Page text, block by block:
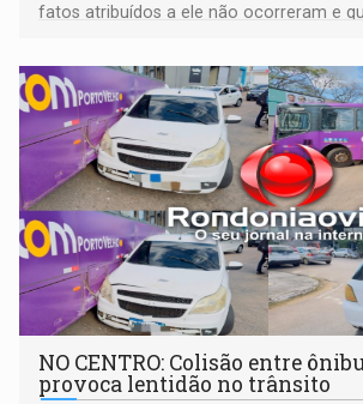
fatos atribuídos a ele não ocorreram e
NO CENTRO: Colisão entre
provoca lentidão no trânsito